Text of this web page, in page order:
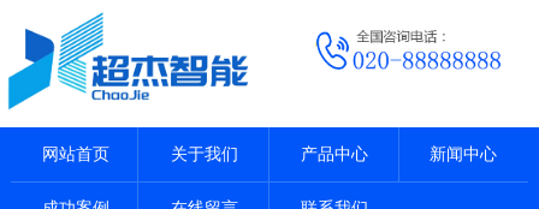
网站首页 关于我们 产品中心 新闻中心